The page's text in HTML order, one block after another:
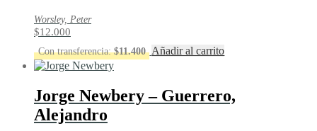
Worsley, Peter
$12.000
Con transferencia:$11.400 Añadir al carrito
Jorge Newbery – Guerrero,
Alejandro